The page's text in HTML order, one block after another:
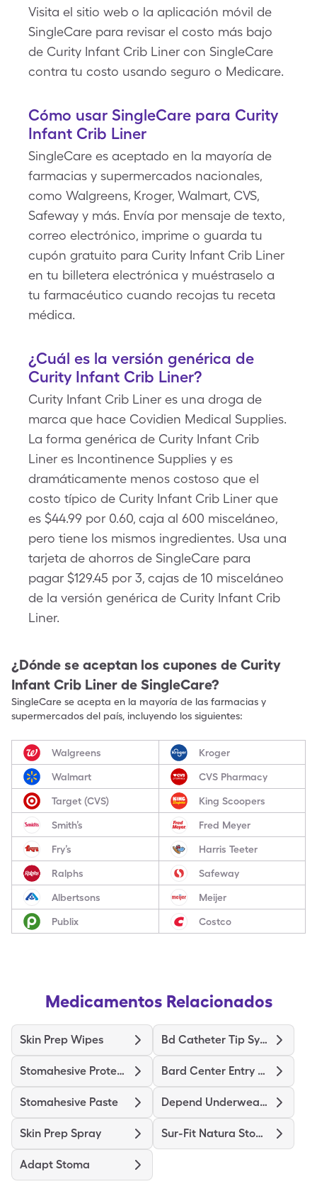
Visita el sitio web o la aplicación móvil de
SingleCare para revisar el costo más bajo
de Curity Infant Crib Liner con SingleCare
contra tu costo usando seguro o Medicare.
Cómo usar SingleCare para Curity
Infant Crib Liner
SingleCare es aceptado en la mayoría de
farmacias y supermercados nacionales,
como Walgreens, Kroger, Walmart, CVS,
Safeway y más. Envía por mensaje de texto,
correo electrónico, imprime o guarda tu
cupón gratuito para Curity Infant Crib Liner
en tu billetera electrónica y muéstraselo a
tu farmacéutico cuando recojas tu receta
médica.
¿Cuál es la versión genérica de
Curity Infant Crib Liner?
Curity Infant Crib Liner es una droga de
marca que hace Covidien Medical Supplies.
La forma genérica de Curity Infant Crib
Liner es Incontinence Supplies y es
dramáticamente menos costoso que el
costo típico de Curity Infant Crib Liner que
es $44.99 por 0.60, caja al 600 misceláneo,
pero tiene los mismos ingredientes. Usa una
tarjeta de ahorros de SingleCare para
pagar $129.45 por 3, cajas de 10 misceláneo
de la versión genérica de Curity Infant Crib
Liner.
¿Dónde se aceptan los cupones de Curity
Infant Crib Liner de SingleCare?
SingleCare se acepta en la mayoría de las farmacias y
supermercados del país, incluyendo los siguientes:
Walgreens Kroger
Walmart CVS Pharmacy
Target (CVS) King Scoopers
Smith’s Fred Meyer
Fry’s Harris Teeter
Ralphs Safeway
Albertsons Meijer
Publix Costco
Medicamentos Relacionados
Skin Prep Wipes Bd Catheter Tip Syringe
Stomahesive Protective Bard Center Entry Close System
Stomahesive Paste Depend Underwear Large
Skin Prep Spray Sur-Fit Natura Stomahesive
Adapt Stoma